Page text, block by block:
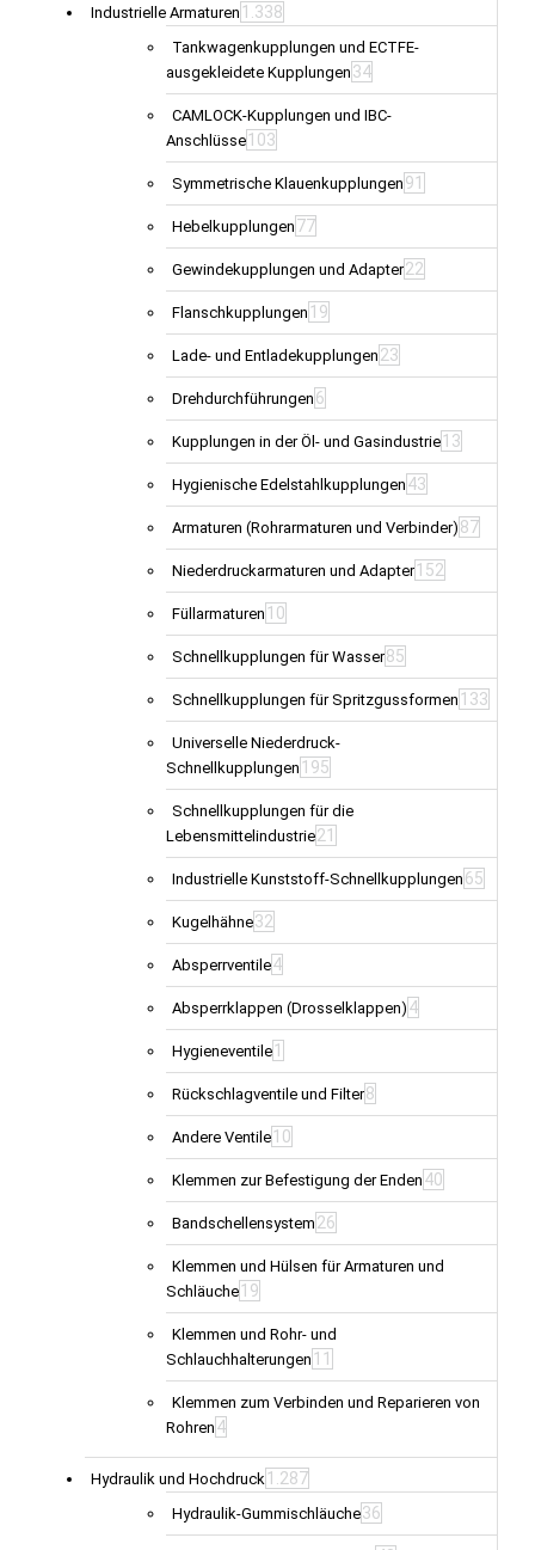
Industrielle Armaturen 1.338
Tankwagenkupplungen und ECTFE-
ausgekleidete Kupplungen 34
CAMLOCK-Kupplungen und IBC-
Anschlüsse 103
Symmetrische Klauenkupplungen 91
Hebelkupplungen 77
Gewindekupplungen und Adapter22
Flanschkupplungen 19
Lade- und Entladekupplungen 23
Drehdurchführungen 6
Kupplungen in der Öl- und Gasindustrie 13
Hygienische Edelstahlkupplungen 43
Armaturen (Rohrarmaturen und Verbinder) 87
Niederdruckarmaturen und Adapter 152
Füllarmaturen 10
Schnellkupplungen für Wasser85
Schnellkupplungen für Spritzgussformen 133
Universelle Niederdruck-
Schnellkupplungen 195
Schnellkupplungen für die
Lebensmittelindustrie21
Industrielle Kunststoff-Schnellkupplungen 65
Kugelhähne32
Absperrventile4
Absperrklappen (Drosselklappen) 4
Hygieneventile 1
Rückschlagventile und Filter8
Andere Ventile 10
Klemmen zur Befestigung der Enden 40
Bandschellensystem 26
Klemmen und Hülsen für Armaturen und
Schläuche 19
Klemmen und Rohr- und
Schlauchhalterungen 11
Klemmen zum Verbinden und Reparieren von
Rohren 4
Hydraulik und Hochdruck 1.287
Hydraulik-Gummischläuche36